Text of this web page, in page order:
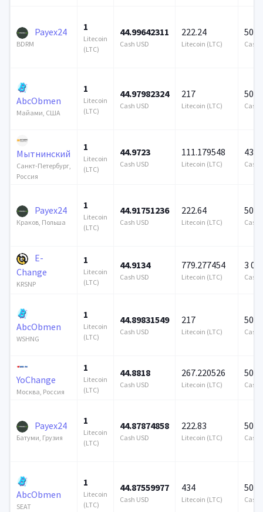
Payex24
BDRM
1
Litecoin
(LTC)
44.99642311
Cash USD
222.24
Litecoin (LTC)
500
Cash
AbcObmen
Майами, США
1
Litecoin
(LTC)
44.97982324
Cash USD
217
Litecoin (LTC)
500
Cash
Мытнинский
Санкт-Петербург,
Россия
1
Litecoin
(LTC)
44.9723
Cash USD
111.179548
Litecoin (LTC)
43
Cash
Payex24
Краков, Польша
1
Litecoin
(LTC)
44.91751236
Cash USD
222.64
Litecoin (LTC)
500
Cash
E-
Change
KRSNP
1
Litecoin
(LTC)
44.9134
Cash USD
779.277454
Litecoin (LTC)
3
Cash
AbcObmen
WSHNG
1
Litecoin
(LTC)
44.89831549
Cash USD
217
Litecoin (LTC)
500
Cash
YoChange
Москва, Россия
1
Litecoin
(LTC)
44.8818
Cash USD
267.220526
Litecoin (LTC)
500
Cash
Payex24
Батуми, Грузия
1
Litecoin
(LTC)
44.87874858
Cash USD
222.83
Litecoin (LTC)
500
Cash
AbcObmen
SEAT
1
Litecoin
(LTC)
44.87559977
Cash USD
434
Litecoin (LTC)
500
Cash